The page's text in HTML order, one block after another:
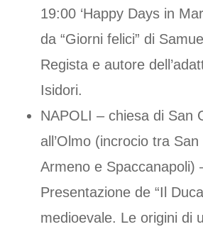
19:00 ‘Happy Days in
da “Giorni felici” di
Regista e autore
Isidori.
NAPOLI – chiesa di San
all’Olmo (incrocio tra
Armeno e Spaccanapoli)
Presentazione de “Il
medioevale. Le origini di